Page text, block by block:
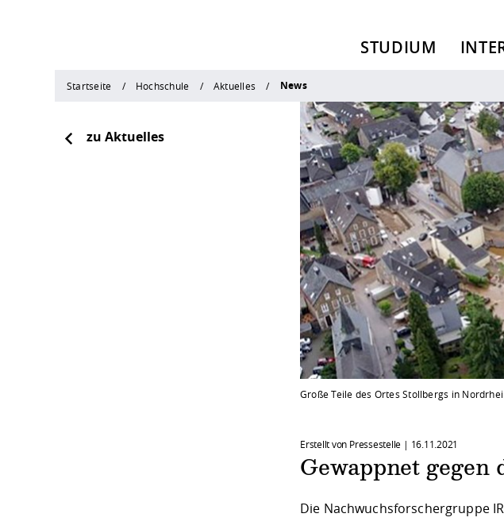
STUDIUM
Startseite Hochschule Aktuelles News
zu Aktuelles
Große Teile des Ortes Stollbergs in
Erstellt von Pressestelle | 16.11.2021
Gewappnet gegen
Die Nachwuchsforschergruppe